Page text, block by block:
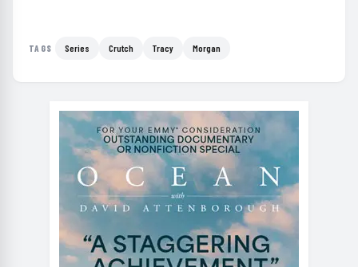
TAGS Series Crutch Tracy Morgan